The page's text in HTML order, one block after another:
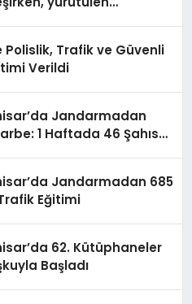
Polislik, Trafik ve Güvenli
Verildi
Jandarmadan
1 Haftada 46 Şahıs
Jandarmadan 685
Eğitimi
62. Kütüphaneler
Başladı